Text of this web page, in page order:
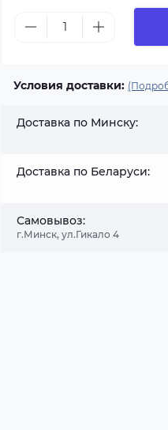
Условия доставки:
Доставка по Минску:
Доставка по Беларуси:
Самовывоз:
г.Минск, ул.Гикало 4